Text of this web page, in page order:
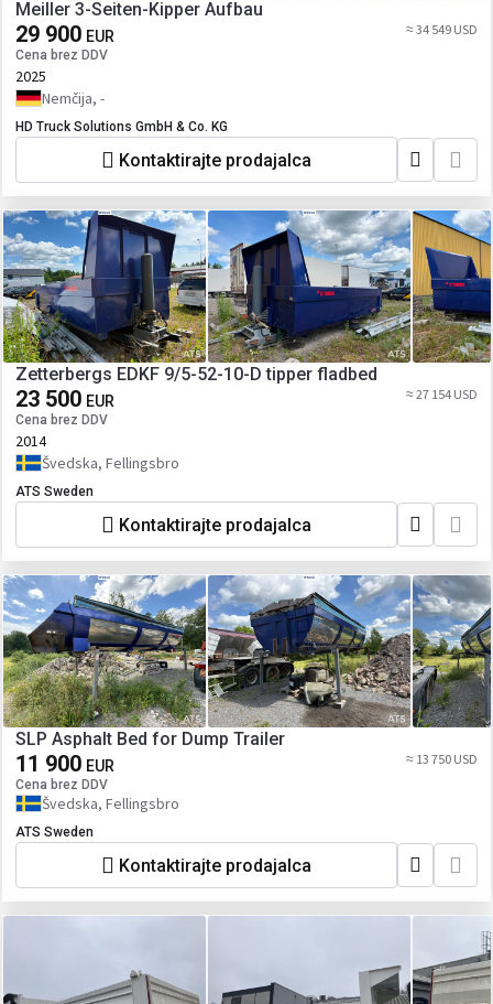
Meiller 3-Seiten-Kipper Aufbau
29 900 EUR
Cena brez DDV
≈ 34 549 USD
2025
Nemčija, -
HD Truck Solutions GmbH & Co. KG
Kontaktirajte prodajalca
Zetterbergs EDKF 9/5-52-10-D tipper fladbed
23 500 EUR
Cena brez DDV
≈ 27 154 USD
2014
Švedska, Fellingsbro
ATS Sweden
Kontaktirajte prodajalca
SLP Asphalt Bed for Dump Trailer
11 900 EUR
Cena brez DDV
≈ 13 750 USD
Švedska, Fellingsbro
ATS Sweden
Kontaktirajte prodajalca